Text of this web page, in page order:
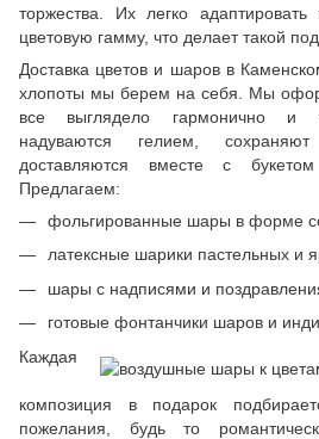
торжества. Их легко
цветовую гамму, что делает такой
Доставка цветов и шаров в
хлопоты мы берем на себя. Мы
все выглядело гармонично и
надуваются гелием,
доставляются вместе с
Предлагаем:
фольгированные шары в форме
латексные шарики пастельных и
шары с надписями и
готовые фонтанчики шаров и
Каждая
композиция в подарок
пожелания, будь то